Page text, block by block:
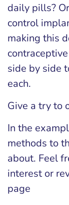
daily pills?
control
making this
side by side
each.
Give a try to
In the
methods to
about. Feel
interest or
page